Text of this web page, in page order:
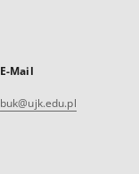
E-Mail
buk@ujk.edu.pl